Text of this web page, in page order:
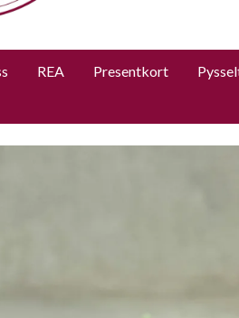
REA Presentkort